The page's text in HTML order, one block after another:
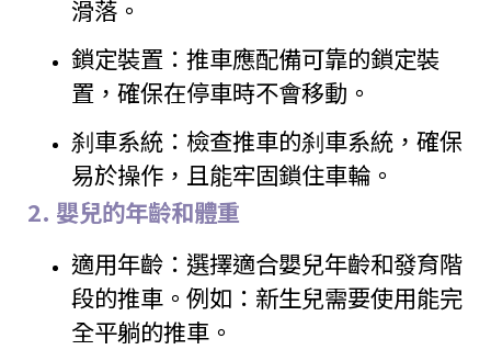
滑落。
鎖定裝置：推車應配備可靠的鎖定裝
置，確保在停車時不會移動。
刹車系統：檢查推車的刹車系統，確保
易於操作，且能牢固鎖住車輪。
2. 嬰兒的年齡和體重
適用年齡：選擇適合嬰兒年齡和發育階
段的推車。例如：新生兒需要使用能完
全平躺的推車。